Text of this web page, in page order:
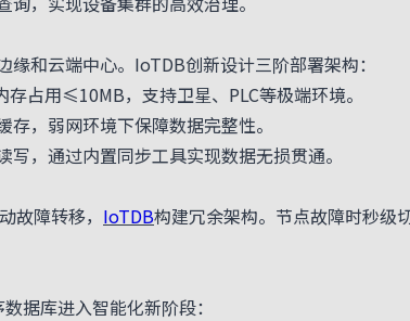
云端中心。IoTDB创新设计三阶部署架构：
用≤10MB，支持卫星、PLC等极端环境。
弱网环境下保障数据完整性。
通过内置同步工具实现数据无损贯通。
障转移， IoTDB构建冗余架构。节点故障时秒
库进入智能化新阶段：